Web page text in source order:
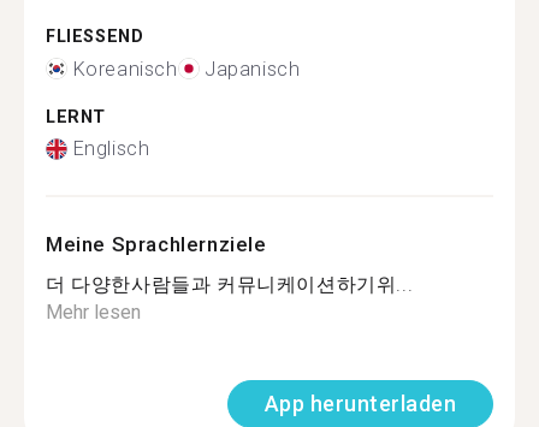
FLIESSEND
Koreanisch Japanisch
LERNT
Englisch
Meine Sprachlernziele
더 다양한사람들과 커뮤니케이션하기위...
Mehr lesen
App herunterladen